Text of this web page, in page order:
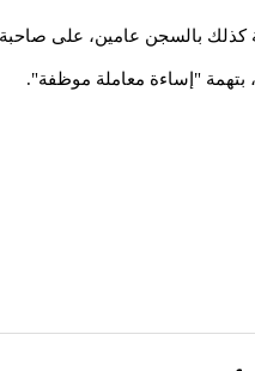
بالسجن عامين، على صاحبة
بتهمة "إساءة معاملة موظفة".